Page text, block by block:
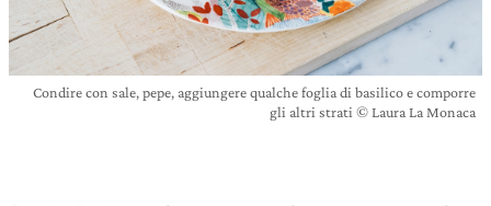
Condire con sale, pepe, aggiungere qualche foglia di basilico e comporre
gli altri strati © Laura La Monaca